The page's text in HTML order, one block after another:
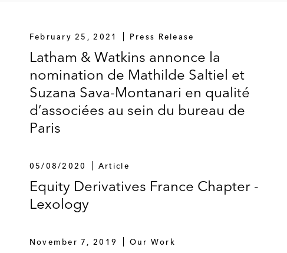
February 25, 2021 Press Release
Latham & Watkins annonce la
nomination de Mathilde Saltiel et
Suzana Sava-Montanari en qualité
d’associées au sein du bureau de
Paris
05/08/2020 Article
Equity Derivatives France Chapter -
Lexology
November 7, 2019 Our Work